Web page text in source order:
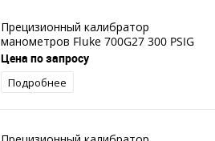
Прецизионный калибратор
манометров Fluke 700G27 300 PSIG
Цена по запросу
Подробнее